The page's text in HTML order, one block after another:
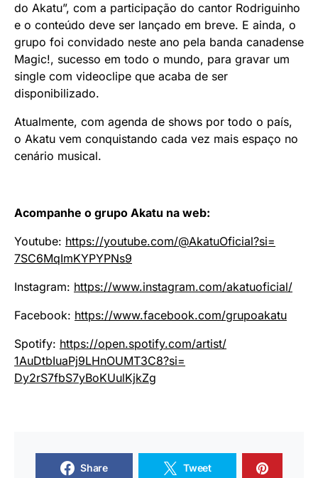
do Akatu”, com a participação do cantor Rodriguinho
e o conteúdo deve ser lançado em breve. E ainda, o
grupo foi convidado neste ano pela banda canadense
Magic!, sucesso em todo o mundo, para gravar um
single com videoclipe que acaba de ser
disponibilizado.
Atualmente, com agenda de shows por todo o país,
o Akatu vem conquistando cada vez mais espaço no
cenário musical.
Acompanhe o grupo Akatu na web:
Youtube: https://youtube.com/@AkatuOficial?si=
7SC6MqImKYPYPNs9
Instagram: https://www.instagram.com/akatuoficial/
Facebook: https://www.facebook.com/grupoakatu
Spotify: https://open.spotify.com/artist/
1AuDtbIuaPj9LHnOUMT3C8?si=
Dy2rS7fbS7yBoKUulKjkZg
Share Tweet